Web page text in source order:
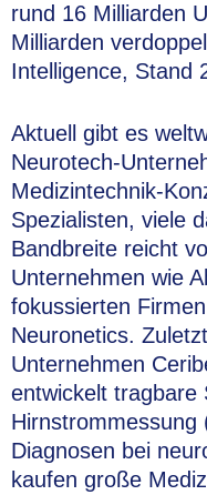
rund 16 Milliarden
Milliarden
Intelligence, Stand
Aktuell gibt es
Neurotech-
Medizintechnik-
Spezialisten, viele
Bandbreite reicht
Unternehmen wie
fokussierten
Neuronetics.
Unternehmen
entwickelt tragbare
Hirnstrommessung
Diagnosen bei
kaufen große